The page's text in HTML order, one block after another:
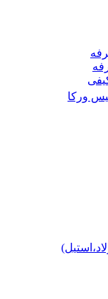
ورکا